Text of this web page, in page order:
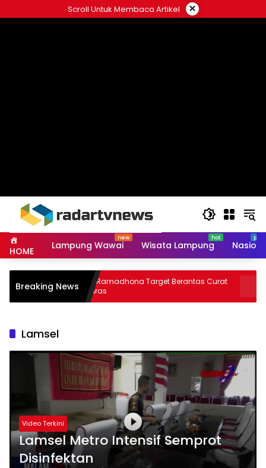
to
Scroll Untuk Membaca Artikel ×
HOME Lampung Wawai Wisata Lampung
Breaking News
AKBP Ramadhona Target Berantas Curat
& Curas
Lamsel
Video Terkini
Lamsel Metro Intensif Semprot
Disinfektan